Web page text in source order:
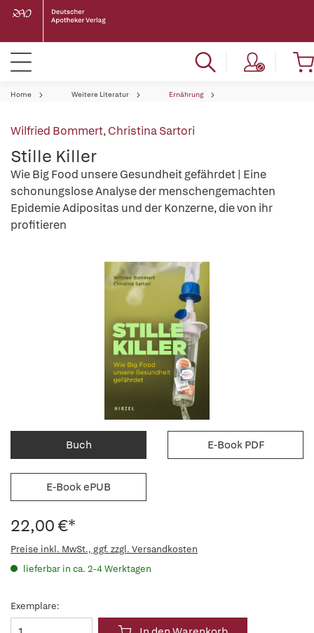
Home Weitere Literatur Ernährung
Wilfried Bommert,Christina Sartori
Stille Killer
Wie Big Food unsere Gesundheit gefährdet | Eine
schonungslose Analyse der menschengemachten
Epidemie Adipositas und der Konzerne, die von ihr
profitieren
Buch E-Book PDF
E-Book ePUB
22,00 €*
Preise inkl. MwSt., ggf. zzgl. Versandkosten
lieferbar in ca. 2-4 Werktagen
Exemplare: